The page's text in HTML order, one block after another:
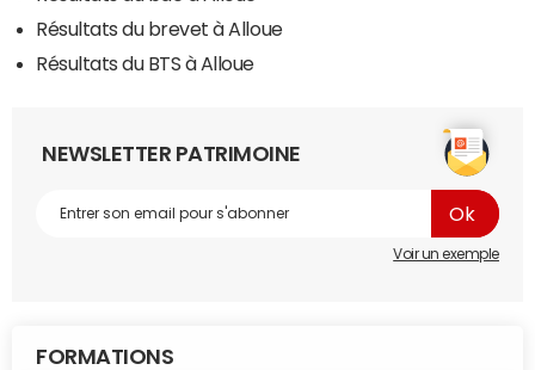
Résultats du brevet à Alloue
Résultats du BTS à Alloue
NEWSLETTER PATRIMOINE
Voir un exemple
FORMATIONS